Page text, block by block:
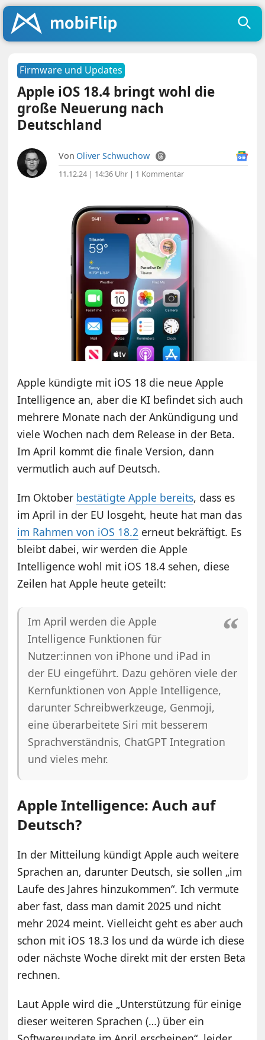
Firmware und Updates
Apple iOS 18.4 bringt wohl die
große Neuerung nach
Deutschland
Von Oliver Schwuchow
11.12.24 | 14:36 Uhr | 1 Kommentar
Apple kündigte mit iOS 18 die neue Apple
Intelligence an, aber die KI befindet sich auch
mehrere Monate nach der Ankündigung und
viele Wochen nach dem Release in der Beta.
Im April kommt die finale Version, dann
vermutlich auch auf Deutsch.
Im Oktober bestätigte Apple bereits, dass es
im April in der EU losgeht, heute hat man das
im Rahmen von iOS 18.2 erneut bekräftigt. Es
bleibt dabei, wir werden die Apple
Intelligence wohl mit iOS 18.4 sehen, diese
Zeilen hat Apple heute geteilt:
Im April werden die Apple
Intelligence Funktionen für
Nutzer:innen von iPhone und iPad in
der EU eingeführt. Dazu gehören viele der
Kernfunktionen von Apple Intelligence,
darunter Schreibwerkzeuge, Genmoji,
eine überarbeitete Siri mit besserem
Sprachverständnis, ChatGPT Integration
und vieles mehr.
Apple Intelligence: Auch auf
Deutsch?
In der Mitteilung kündigt Apple auch weitere
Sprachen an, darunter Deutsch, sie sollen „im
Laufe des Jahres hinzukommen“. Ich vermute
aber fast, dass man damit 2025 und nicht
mehr 2024 meint. Vielleicht geht es aber auch
schon mit iOS 18.3 los und da würde ich diese
oder nächste Woche direkt mit der ersten Beta
rechnen.
Laut Apple wird die „Unterstützung für einige
dieser weiteren Sprachen (…) über ein